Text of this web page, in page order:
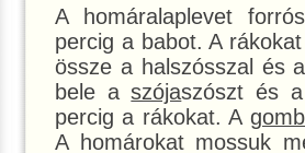
A homáralaplevet
percig a babot. A
össze a halszósszal és
bele aszójaszószt és
percig a rákokat. A
A homárokat mossuk